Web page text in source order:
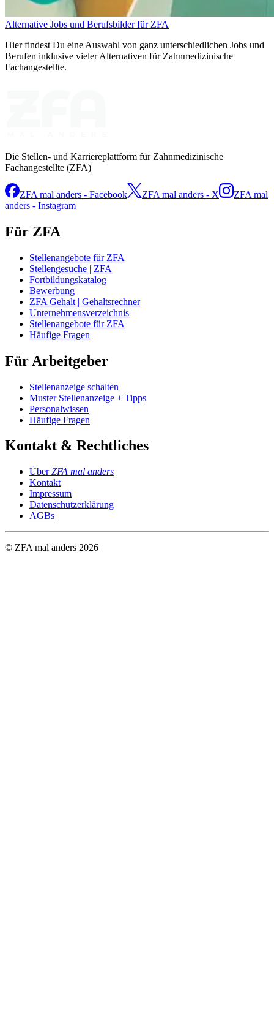
Alternative Jobs und Berufsbilder für ZFA
Hier findest Du eine Auswahl von ganz unterschiedlichen Jobs und
Berufen inklusive vieler Alternativen für Zahnmedizinische
Fachangestellte.
Die Stellen- und Karriereplattform für Zahnmedizinische
Fachangestellte (ZFA)
ZFA mal anders - Facebook ZFA mal anders - X
ZFA mal
anders - Instagram
Für ZFA
Stellenangebote für ZFA
Stellengesuche | ZFA
Fortbildungskatalog
Bewerbung
ZFA Gehalt | Gehaltsrechner
Unternehmensverzeichnis
Stellenangebote für ZFA
Häufige Fragen
Für Arbeitgeber
Stellenanzeige schalten
Muster Stellenanzeige + Tipps
Personalwissen
Häufige Fragen
Kontakt & Rechtliches
ÜberZFA mal anders
Kontakt
Impressum
Datenschutzerklärung
AGBs
© ZFA mal anders 2026